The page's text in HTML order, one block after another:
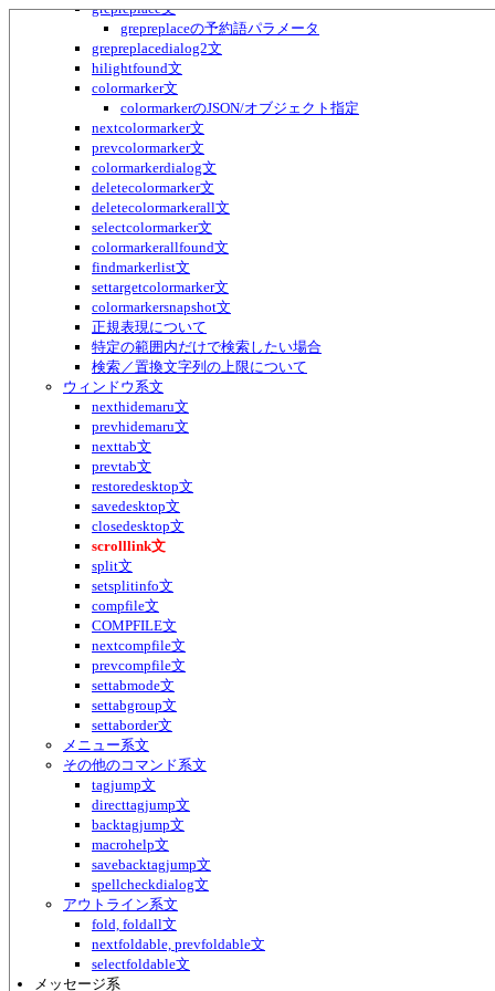
grepreplace文
grepreplaceの予約語パラメータ
grepreplacedialog2文
hilightfound文
colormarker文
colormarkerのJSON/オブジェクト指定
nextcolormarker文
prevcolormarker文
colormarkerdialog文
deletecolormarker文
deletecolormarkerall文
selectcolormarker文
colormarkerallfound文
findmarkerlist文
settargetcolormarker文
colormarkersnapshot文
正規表現について
特定の範囲内だけで検索したい場合
検索／置換文字列の上限について
ウィンドウ系文
nexthidemaru文
prevhidemaru文
nexttab文
prevtab文
restoredesktop文
savedesktop文
closedesktop文
scrolllink文
split文
setsplitinfo文
compfile文
COMPFILE文
nextcompfile文
prevcompfile文
settabmode文
settabgroup文
settaborder文
メニュー系文
その他のコマンド系文
tagjump文
directtagjump文
backtagjump文
macrohelp文
savebacktagjump文
spellcheckdialog文
アウトライン系文
fold, foldall文
nextfoldable, prevfoldable文
selectfoldable文
メッセージ系